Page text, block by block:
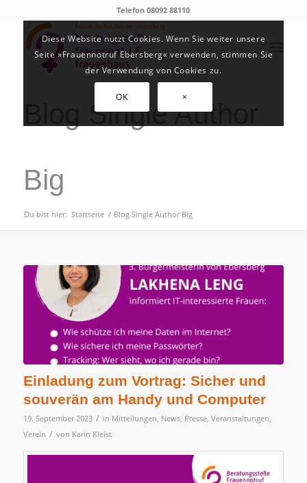
Telefon 08092 88110
Blog Single Author
Big
Du bist hier: Startseite / Blog Single Author Big
Einladung zum Vortrag: Sicher und
souverän am Handy und Computer
19. September 2023 / in Mitteilungen News, Presse, Veranstaltungen
Verein / von Karin Kleist
Diese Website nutzt Cookies. Wenn Sie weiter unsere
Seite »Frauennotruf Ebersberg« verwenden, stimmen Sie
der Verwendung von Cookies zu.
OK ×